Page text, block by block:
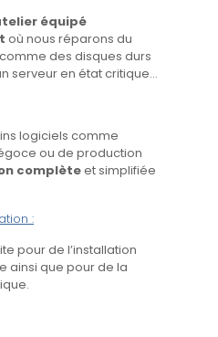
équipé
où nous réparons du
des disques durs
serveur en état critique…
logiciels comme
ou de production
complèteet simplifiée
:
pour de l’installation
ainsi que pour de la